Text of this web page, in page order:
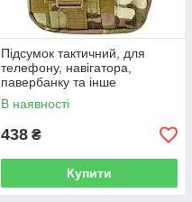
Підсумок тактичний, для
телефону, навігатора,
павербанку та інше
Мультикам
В наявності
438 ₴
Купити